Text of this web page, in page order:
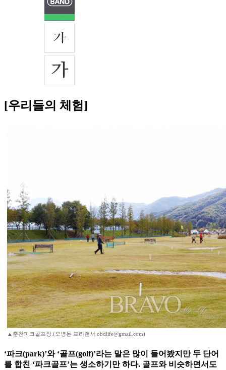
[우리들의 체험]
▲춘천파크골프장.(오병돈 프리랜서 obdlife@gmail.com)
‘파크(park)’와 ‘골프(golf)’라는 말은 많이 들어봤지만 두 단어
를 합친 ‘파크골프’는 생소하기만 하다. 골프와 비슷하면서도